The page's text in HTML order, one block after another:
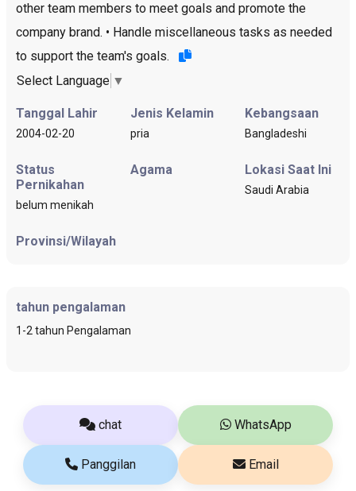
other team members to meet goals and promote the
company brand. • Handle miscellaneous tasks as needed
to support the team's goals.
Select Language ▼
Tanggal Lahir
2004-02-20
Jenis Kelamin
pria
Kebangsaan
Bangladeshi
Status
Pernikahan
belum menikah
Agama Lokasi Saat Ini
Saudi Arabia
Provinsi/Wilayah
tahun pengalaman
1-2 tahun Pengalaman
chat WhatsApp
Panggilan Email